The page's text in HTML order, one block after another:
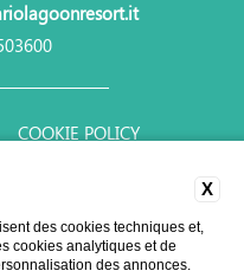
COOKIE POLICY
X
des cookies techniques et,
cookies analytiques et de
des annonces.